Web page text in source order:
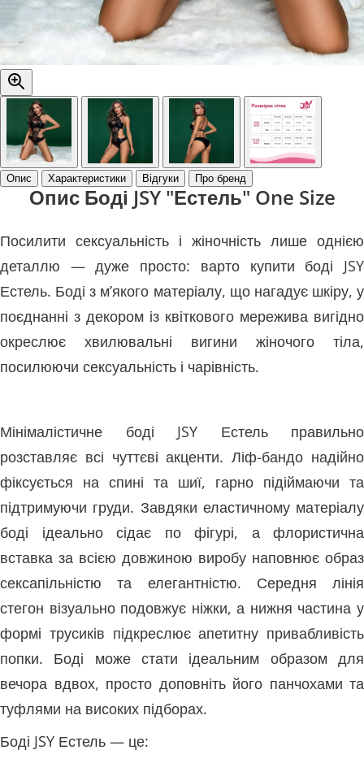
Опис Характеристики Відгуки Про бренд
Опис Боді JSY "Естель" One Size
Посилити сексуальність і жіночність лише однією
деталлю — дуже просто: варто купити боді JSY
Естель. Боді з м’якого матеріалу, що нагадує шкіру, у
поєднанні з декором із квіткового мережива вигідно
окреслює хвилювальні вигини жіночого тіла,
посилюючи сексуальність і чарівність.
Мінімалістичне боді JSY Естель правильно
розставляє всі чуттєві акценти. Ліф-бандо надійно
фіксується на спині та шиї, гарно підіймаючи та
підтримуючи груди. Завдяки еластичному матеріалу
боді ідеально сідає по фігурі, а флористична
вставка за всією довжиною виробу наповнює образ
сексапільністю та елегантністю. Середня лінія
стегон візуально подовжує ніжки, а нижня частина у
формі трусиків підкреслює апетитну привабливість
попки. Боді може стати ідеальним образом для
вечора вдвох, просто доповніть його панчохами та
туфлями на високих підборах.
Боді JSY Естель — це: